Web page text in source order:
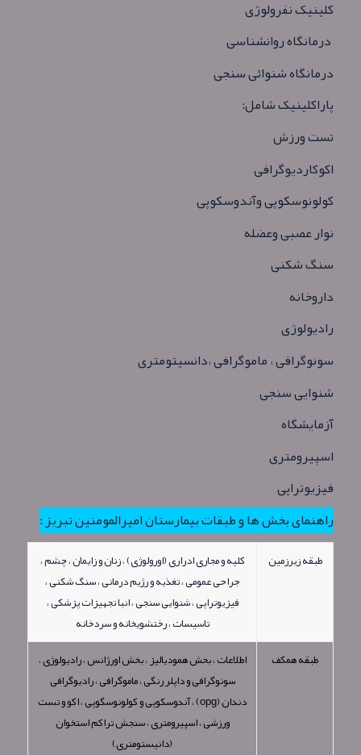
کلینیک نفرولوژی
درمانگاه روانشناسی
درمانگاه شنوائی سنجی
پاراکلینیک شامل:
تست ورزش
اکوکاردیوگرافی
کولونوسکوپی وآندوسکوپی
نوار عصبی وعضله
سنگ شکنی
داروخانه
رادیولوژی
سونوگرافی ، ماموگرافی ،دانسیتومتری
شنوایی سنجی
آزمایشگاه
اسپیرومتری
فیزیوتراپی
راهنمای بخش ها و طبقات بیمارستان امیرالمومنین تبریز :
طبقه زیرزمین
کلیه و مجاری ادراری (اورولوژی) ، زنان و زایمان ، چشم ،
جراحی عمومی ، تغذیه و رژیم درمانی ، سنگ شکنی ،
فیزیوتراپی ، شنوایی سنجی ، انبا تجهیزات پزشکی ،
تاسیسات ، رختشویخانه و سردخانه
طبقه همکف
اطلاعات ، بحش همودیالیز ، بخش اورژانس ، رادیولوژی ،
سونوگرافی و داپلر رنگی ، ماموگرافی ، رادیوگرافی
دندان (opg) ، آندوسکوپی و کولونوسگوپی ، اکو و تست
ورزشی ، اسپیرومتری ، سنجش تراکم استخوان
(دانیستومتری)